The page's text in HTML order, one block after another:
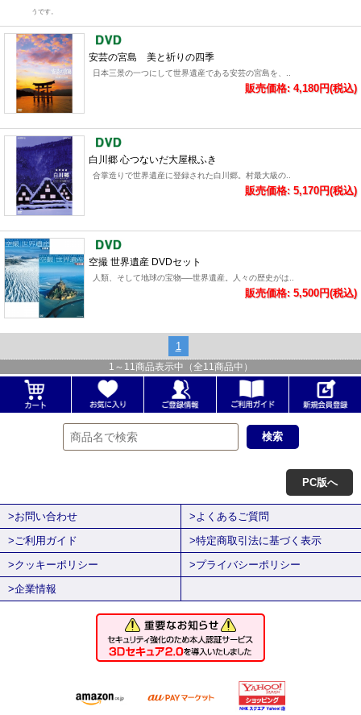
うです。
安芸の宮島 美と祈りの四季
日本三景の一つにして世界遺産である安芸の宮島を、..
販売価格: 4,180円(税込)
白川郷 心つないだ大屋根ふき
合掌造りで世界遺産に登録された白川郷。村最大級の..
販売価格: 5,170円(税込)
空撮 世界遺産 DVDセット
人類、そして地球の宝物──世界遺産。人々の歴史がは..
販売価格: 5,500円(税込)
1
1 ～ 11 商品表示中（全11 商品中）
PC版へ
>お問い合わせ
>よくあるご質問
>ご利用ガイド
>特定商取引法に基づく表示
>クッキーポリシー
>プライバシーポリシー
>企業情報